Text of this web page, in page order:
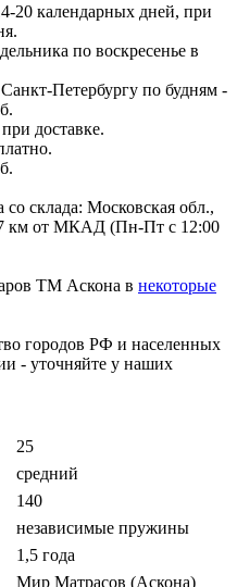
20 календарных дней, при
по воскресенье в
Петербургу по будням -
доставке.
склада: Московская обл.,
км от МКАД (Пн-Пт с 12:00
ТМ Аскона в некоторые
городов РФ и населенных
- уточняйте у наших
25
средний
140
независимые пружины
1,5 года
Мир Mатрасов (Аскона)